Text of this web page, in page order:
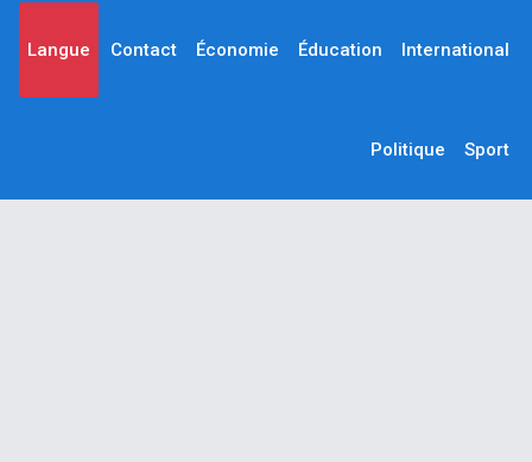
Langue Contact Économie Éducation International
Politique Sport